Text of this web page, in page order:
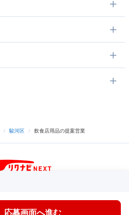
/ 駿河区 / 飲食店用品の提案営業
応募画面へ進む
プ・お問い合わせ